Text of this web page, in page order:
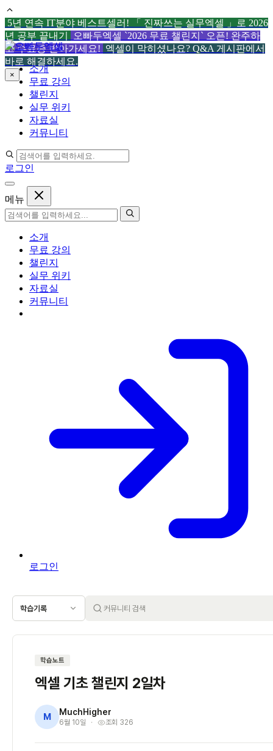
5년 연속 IT분야 베스트셀러! 「 진짜쓰는 실무엑셀 」로 2026
년 공부 끝내기
오빠두엑셀 `2026 무료 챌린지` 오픈! 완주하
고 수료증 받아가세요! 엑셀이 막히셨나요? Q&A 게시판에서
바로 해결하세요.
×
컨
텐
츠
로
소개
무료 강의
챌린지
실무 위키
자료실
커뮤니티
로그인
메뉴
소개
무료 강의
챌린지
실무 위키
자료실
커뮤니티
로그인
학습기록
학습노트
엑셀 기초 챌린지 2일차
M MuchHigher
6월 10일 조회 326